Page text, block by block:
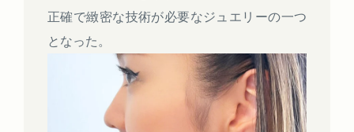
正確で緻密な技術が必要なジュエリーの一つ
となった。